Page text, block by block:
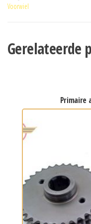
Voorwiel
Gerelateerde